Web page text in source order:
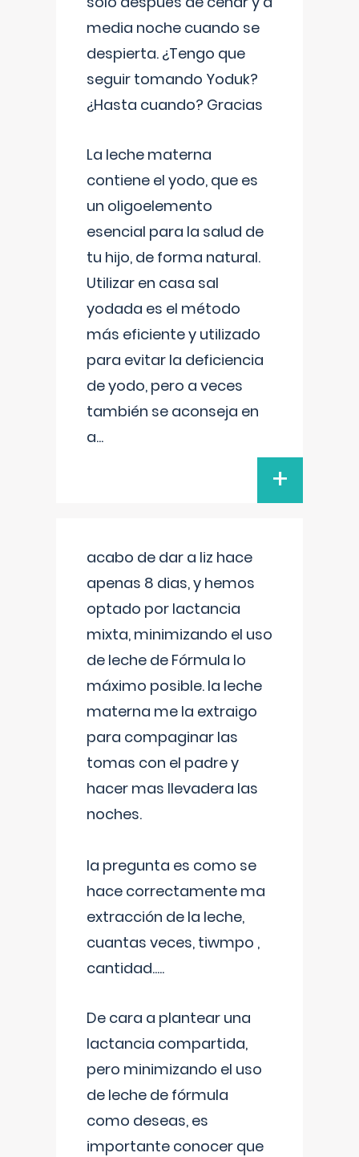
media noche cuando se
despierta. ¿Tengo que
seguir tomando Yoduk?
¿Hasta cuando? Gracias
La leche materna
contiene el yodo, que es
un oligoelemento
esencial para la salud de
tu hijo, de forma natural.
Utilizar en casa sal
yodada es el método
más eficiente y utilizado
para evitar la deficiencia
de yodo, pero a veces
también se aconseja en
a...
+
acabo de dar a liz hace
apenas 8 dias, y hemos
optado por lactancia
mixta, minimizando el uso
de leche de Fórmula lo
máximo posible. la leche
materna me la extraigo
para compaginar las
tomas con el padre y
hacer mas llevadera las
noches.
la pregunta es como se
hace correctamente ma
extracción de la leche,
cuantas veces, tiwmpo ,
cantidad.....
De cara a plantear una
lactancia compartida,
pero minimizando el uso
de leche de fórmula
como deseas, es
importante conocer que